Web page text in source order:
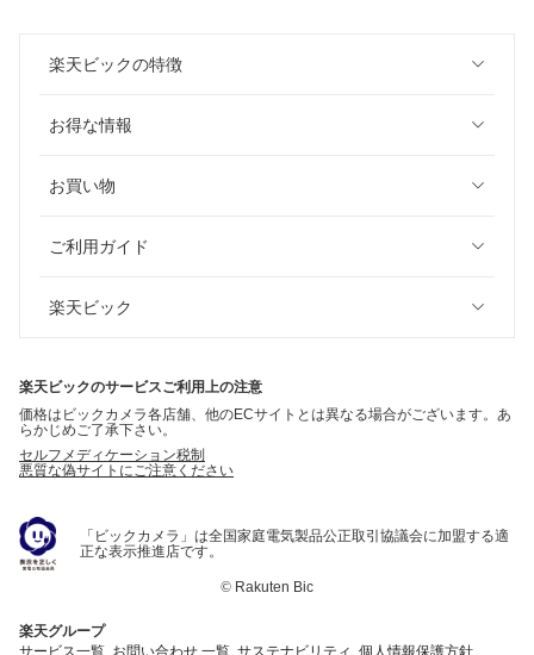
楽天ビックの特徴
お得な情報
お買い物
ご利用ガイド
楽天ビック
楽天ビックのサービスご利用上の注意
価格はビックカメラ各店舗、他のECサイトとは異なる場合がございます。あ
らかじめご了承下さい。
セルフメディケーション税制
悪質な偽サイトにご注意ください
「ビックカメラ」は全国家庭電気製品公正取引協議会に加盟する適
正な表示推進店です。
© Rakuten Bic
楽天グループ
サービス一覧 お問い合わせ 一覧 サステナビリティ 個人情報保護方針